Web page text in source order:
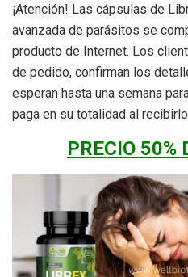
¡Atención! Las cápsulas de
avanzada de parásitos se
producto de Internet. Los
de pedido, confirman los
esperan hasta una semana
paga en su totalidad al
PRECIO 50%